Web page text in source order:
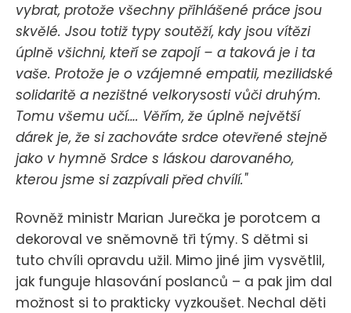
vybrat, protože všechny přihlášené práce jsou
skvělé. Jsou totiž typy soutěží, kdy jsou vítězi
úplně všichni, kteří se zapojí – a taková je i ta
vaše. Protože je o vzájemné empatii, mezilidské
solidaritě a nezištné velkorysosti vůči druhým.
Tomu všemu učí…. Věřím, že úplně největší
dárek je, že si zachováte srdce otevřené stejně
jako v hymně Srdce s láskou darovaného,
kterou jsme si zazpívali před chvílí."
Rovněž ministr Marian Jurečka je porotcem a
dekoroval ve sněmovně tři týmy. S dětmi si
tuto chvíli opravdu užil. Mimo jiné jim vysvětlil,
jak funguje hlasování poslanců – a pak jim dal
možnost si to prakticky vyzkoušet. Nechal děti